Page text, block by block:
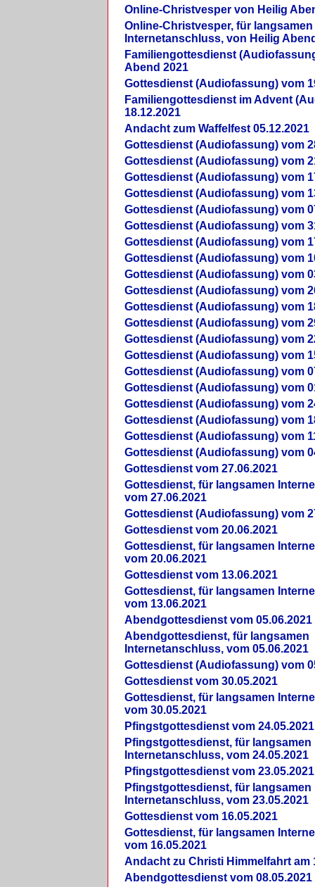
Online-Christvesper von Heilig
Online-Christvesper, für langsamen
Internetanschluss, von Heilig
Familiengottesdienst
Abend 2021
Gottesdienst (Audiofassung) vom
Familiengottesdienst im Advent
18.12.2021
Andacht zum Waffelfest 05.12.2021
Gottesdienst (Audiofassung) vom
Gottesdienst (Audiofassung) vom
Gottesdienst (Audiofassung) vom
Gottesdienst (Audiofassung) vom
Gottesdienst (Audiofassung) vom
Gottesdienst (Audiofassung) vom
Gottesdienst (Audiofassung) vom
Gottesdienst (Audiofassung) vom
Gottesdienst (Audiofassung) vom
Gottesdienst (Audiofassung) vom
Gottesdienst (Audiofassung) vom
Gottesdienst (Audiofassung) vom
Gottesdienst (Audiofassung) vom
Gottesdienst (Audiofassung) vom
Gottesdienst (Audiofassung) vom
Gottesdienst (Audiofassung) vom
Gottesdienst (Audiofassung) vom
Gottesdienst (Audiofassung) vom
Gottesdienst (Audiofassung) vom
Gottesdienst (Audiofassung) vom
Gottesdienst vom 27.06.2021
Gottesdienst, für langsamen
vom 27.06.2021
Gottesdienst (Audiofassung) vom
Gottesdienst vom 20.06.2021
Gottesdienst, für langsamen
vom 20.06.2021
Gottesdienst vom 13.06.2021
Gottesdienst, für langsamen
vom 13.06.2021
Abendgottesdienst vom 05.06.2021
Abendgottesdienst, für langsamen
Internetanschluss, vom 05.06.2021
Gottesdienst (Audiofassung) vom
Gottesdienst vom 30.05.2021
Gottesdienst, für langsamen
vom 30.05.2021
Pfingstgottesdienst vom 24.05.2021
Pfingstgottesdienst, für langsamen
Internetanschluss, vom 24.05.2021
Pfingstgottesdienst vom 23.05.2021
Pfingstgottesdienst, für langsamen
Internetanschluss, vom 23.05.2021
Gottesdienst vom 16.05.2021
Gottesdienst, für langsamen
vom 16.05.2021
Andacht zu Christi Himmelfahrt am
Abendgottesdienst vom 08.05.2021